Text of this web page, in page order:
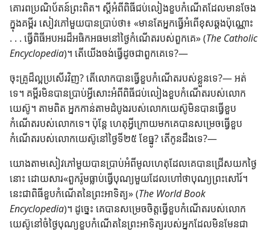
គោរព​ប្រណិប័តន៍​ព្រះ​ពិត។ ស្ដី​អំពី​ពិធី​ជប់​លៀង​ខួប​កំណើត​ដែល​មាន​ចែង​
ក្នុង​គម្ពីរ សៀវភៅ​មួយ​បាន​ប្រាប់​ថា​៖ ​«​មាន​តែ​អ្នក​ធ្វើ​អំពើ​ខុស​ឆ្គង​ប៉ុណ្ណោះ
. . . ធ្វើ​ពិធី​អបអរ​ដ៏​អធិកអធម​នៅ​ថ្ងៃ​កំណើត​របស់​ពួក​គេ​»​ (​The Catholic
Encyclopedia​)។ តើ​យើង​ចង់​ធ្វើ​ដូច​ជា​ពួក​គេ​ទេ?—
ចុះ​គ្រូ​ដ៏​ល្អ​ប្រសើរ​វិញ? តើ​លោក​បាន​ធ្វើ​ខួប​កំណើត​របស់​ខ្លួន​ទេ?— អត់​
ទេ។ គម្ពីរ​មិន​បាន​ប្រាប់​អ្វី​សោះ​អំពី​ពិធី​ជប់​លៀង​ខួប​កំណើត​របស់​លោក​
យេស៊ូ។ តាម​ពិត អ្នក​កាន់​តាម​ដំបូង​របស់​លោក​យេស៊ូ​មិន​បាន​ធ្វើ​ខួប​
កំណើត​របស់​លោក​ទេ។ ប៉ុន្តែ ហេតុ​អ្វី​ក្រោយ​មក​គេ​បាន​សម្រេច​ធ្វើ​ខួប​
កំណើត​របស់​លោក​យេស៊ូ​នៅ​ថ្ងៃ​ទី​២៥ ខែ​ធ្នូ? តើ​កូន​ដឹង​ទេ?—
យោង​តាម​សៀវភៅ​មួយ​បាន​ប្រាប់​អំពី​មូលហេតុ​ដែល​គេ​បាន​ជ្រើស​យក​ថ្ងៃ​
នោះ ដោយ​សារ​«​ពួក​រ៉ូម​ធ្លាប់​ធ្វើ​បុណ្យ​មួយ​ដែល​ហៅ​ថា​បុណ្យ​ព្រះ​សៅរ៍។
នេះ​ជា​ពិធី​ខួប​កំណើត​នៃ​ព្រះអាទិត្យ​»​ (​The World Book
Encyclopedia​)។ ដូច្នេះ គេ​បាន​សម្រេច​ចិត្ត​ធ្វើ​ខួប​កំណើត​របស់​លោក​
យេស៊ូ​នៅ​ចំ​ថ្ងៃ​បុណ្យ​ខួប​កំណើត​នៃ​ព្រះអាទិត្យ​របស់​អ្នក​ដែល​មិន​មែន​ជា​